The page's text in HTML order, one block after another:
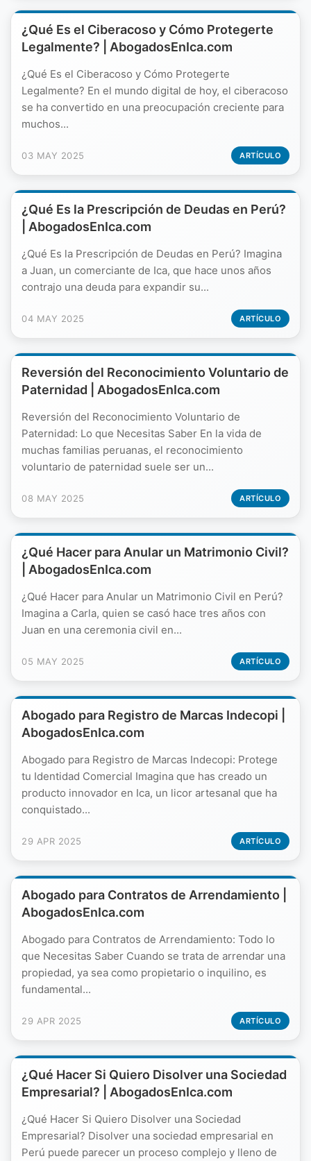
¿Qué Es el Ciberacoso y Cómo Protegerte
Legalmente? | AbogadosEnIca.com
¿Qué Es el Ciberacoso y Cómo Protegerte
Legalmente? En el mundo digital de hoy, el ciberacoso
se ha convertido en una preocupación creciente para
muchos...
03 MAY 2025 ARTÍCULO
¿Qué Es la Prescripción de Deudas en Perú?
| AbogadosEnIca.com
¿Qué Es la Prescripción de Deudas en Perú? Imagina
a Juan, un comerciante de Ica, que hace unos años
contrajo una deuda para expandir su...
04 MAY 2025 ARTÍCULO
Reversión del Reconocimiento Voluntario de
Paternidad | AbogadosEnIca.com
Reversión del Reconocimiento Voluntario de
Paternidad: Lo que Necesitas Saber En la vida de
muchas familias peruanas, el reconocimiento
voluntario de paternidad suele ser un...
08 MAY 2025 ARTÍCULO
¿Qué Hacer para Anular un Matrimonio Civil?
| AbogadosEnIca.com
¿Qué Hacer para Anular un Matrimonio Civil en Perú?
Imagina a Carla, quien se casó hace tres años con
Juan en una ceremonia civil en...
05 MAY 2025 ARTÍCULO
Abogado para Registro de Marcas Indecopi |
AbogadosEnIca.com
Abogado para Registro de Marcas Indecopi: Protege
tu Identidad Comercial Imagina que has creado un
producto innovador en Ica, un licor artesanal que ha
conquistado...
29 APR 2025 ARTÍCULO
Abogado para Contratos de Arrendamiento |
AbogadosEnIca.com
Abogado para Contratos de Arrendamiento: Todo lo
que Necesitas Saber Cuando se trata de arrendar una
propiedad, ya sea como propietario o inquilino, es
fundamental...
29 APR 2025 ARTÍCULO
¿Qué Hacer Si Quiero Disolver una Sociedad
Empresarial? | AbogadosEnIca.com
¿Qué Hacer Si Quiero Disolver una Sociedad
Empresarial? Disolver una sociedad empresarial en
Perú puede parecer un proceso complejo y lleno de